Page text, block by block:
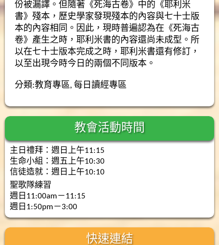
份被漏譯。但隨著《死海古卷》中的《耶利米
書》殘本，歷史學家發現殘本的內容與七十士版
本的內容相同。因此，現時普遍認為在《死海古
卷》產生之時，耶利米書的內容還尚未成型。所
以在七十士版本完成之時，耶利米書還有修訂，
以至出現今時今日的兩個不同版本。
分類:教育專區, 每日讀經專區
教會活動時間
主日禮拜：週日上午11:15
生命小組：週五上午10:30
信徒造就：週日上午10:10
聖歌隊練習
週日11:00am－11:15
週日1:50pm－3:00
快速連結